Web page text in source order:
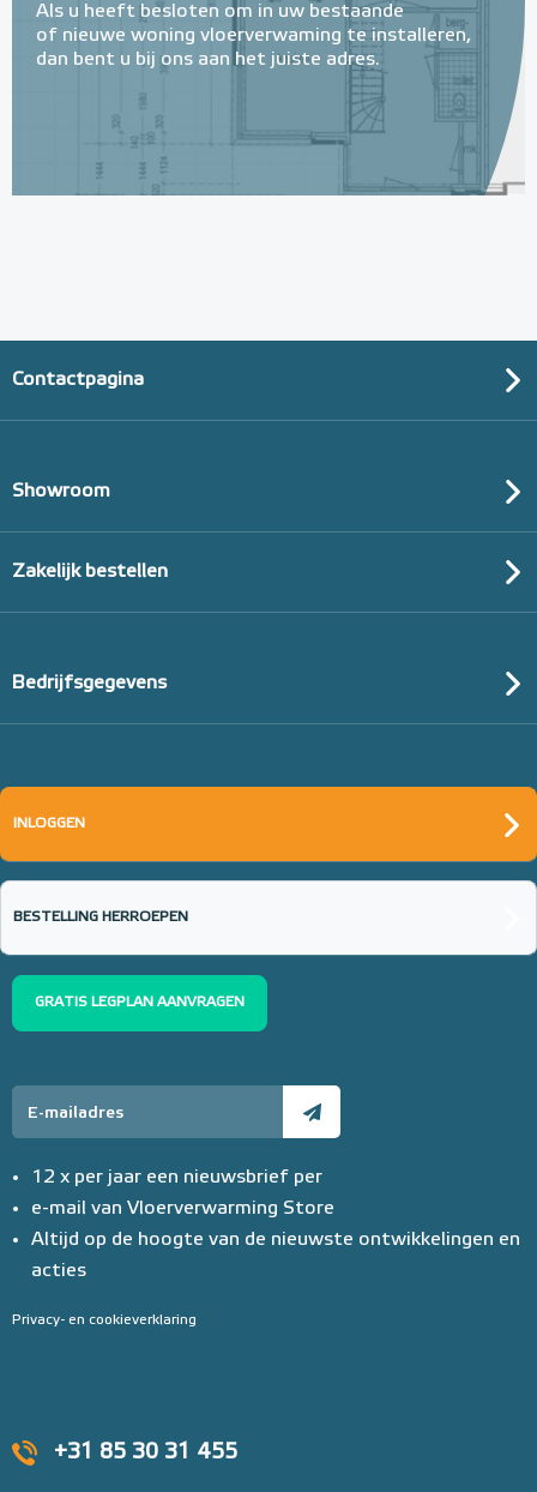
Als u heeft besloten om in uw bestaande
of nieuwe woning vloerverwaming te installeren,
dan bent u bij ons aan het juiste adres.
+31 85 30 31 455
Contactpagina
Showroom
Zakelijk bestellen
Bedrijfsgegevens
INLOGGEN
BESTELLING HERROEPEN
GRATIS LEGPLAN AANVRAGEN
12 x per jaar een nieuwsbrief per
e-mail van Vloerverwarming Store
Altijd op de hoogte van de nieuwste ontwikkelingen en
acties
Privacy- en cookieverklaring